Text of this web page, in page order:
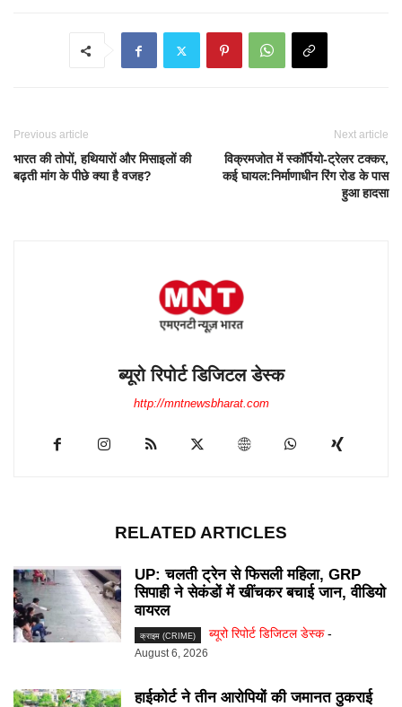
Previous article
भारत की तोपों, हथियारों और मिसाइलों की
बढ़ती मांग के पीछे क्या है वजह?
Next article
विक्रमजोत में स्कॉर्पियो-ट्रेलर टक्कर,
कई घायल:निर्माणाधीन रिंग रोड के पास
हुआ हादसा
ब्यूरो रिपोर्ट डिजिटल डेस्क
http://mntnewsbharat.com
RELATED ARTICLES
UP: चलती ट्रेन से फिसली महिला, GRP
सिपाही ने सेकंडों में खींचकर बचाई जान, वीडियो
वायरल
क्राइम (CRIME) ब्यूरो रिपोर्ट डिजिटल डेस्क -
August 6, 2026
हाईकोर्ट ने तीन आरोपियों की जमानत ठुकराई